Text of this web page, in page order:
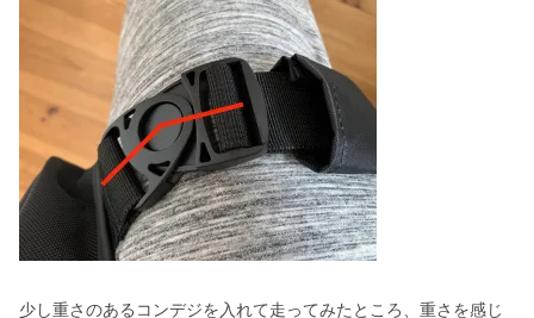
少し重さのあるコンデジを入れて走ってみたところ、重さを感じ